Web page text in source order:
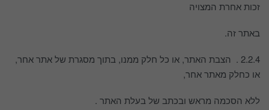
זכות אחרת המצויה
באתר זה.
2.2.4 . הצבת האתר, או כל חלק ממנו, בתוך מסגרת של אתר אחר,
או כחלק מאתר אחר,
ללא הסכמה מראש ובכתב של בעלת האתר .